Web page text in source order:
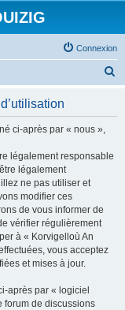
Connexion
ci-après par « nous »,
légalement responsable
légalement
ne pas utiliser et
modifier ces
de vous informer de
vérifier régulièrement
à « Korvigelloù An
vous acceptez
et mises à jour.
après par « logiciel
forum de discussions